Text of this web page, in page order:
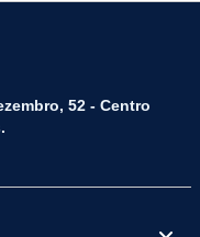
52 - Centro